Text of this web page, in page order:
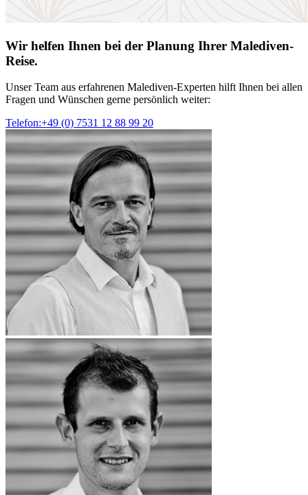
Wir helfen Ihnen bei der Planung Ihrer Malediven-
Reise.
Unser Team aus erfahrenen Malediven-Experten hilft Ihnen bei allen
Fragen und Wünschen gerne persönlich weiter:
Telefon:+49 (0) 7531 12 88 99 20